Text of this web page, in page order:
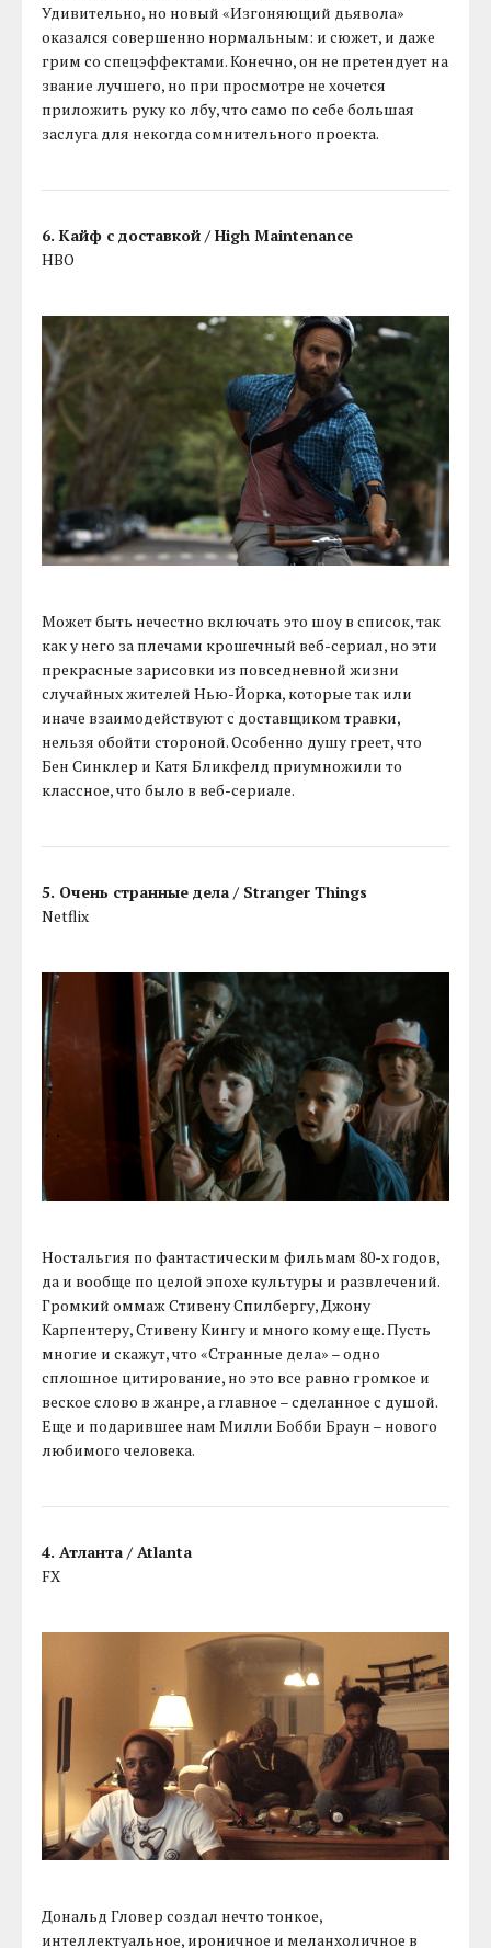
Удивительно, но новый «Изгоняющий дьявола»
оказался совершенно нормальным: и сюжет, и даже
грим со спецэффектами. Конечно, он не претендует на
звание лучшего, но при просмотре не хочется
приложить руку ко лбу, что само по себе большая
заслуга для некогда сомнительного проекта.
6. Кайф с доставкой / High Maintenance
HBO
Может быть нечестно включать это шоу в список, так
как у него за плечами крошечный веб-сериал, но эти
прекрасные зарисовки из повседневной жизни
случайных жителей Нью-Йорка, которые так или
иначе взаимодействуют с доставщиком травки,
нельзя обойти стороной. Особенно душу греет, что
Бен Синклер и Катя Бликфелд приумножили то
классное, что было в веб-сериале.
5. Очень странные дела / Stranger Things
Netflix
Ностальгия по фантастическим фильмам 80-х годов,
да и вообще по целой эпохе культуры и развлечений.
Громкий оммаж Стивену Спилбергу, Джону
Карпентеру, Стивену Кингу и много кому еще. Пусть
многие и скажут, что «Странные дела» – одно
сплошное цитирование, но это все равно громкое и
веское слово в жанре, а главное – сделанное с душой.
Еще и подарившее нам Милли Бобби Браун – нового
любимого человека.
4. Атланта / Atlanta
FX
Дональд Гловер создал нечто тонкое,
интеллектуальное, ироничное и меланхоличное в